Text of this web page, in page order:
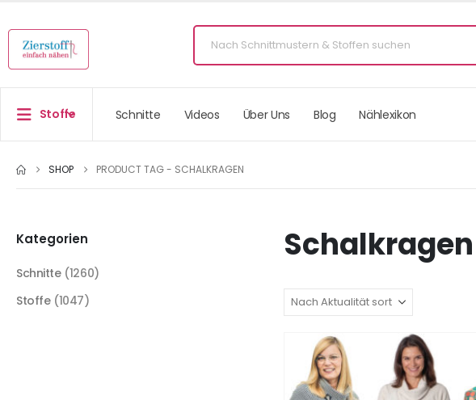
Stoffe Schnitte Videos Über Uns Blog Nählexikon
SHOP PRODUCT TAG - SCHALKRAGEN
Schalkragen
Kategorien
Schnitte (1260)
Stoffe (1047)